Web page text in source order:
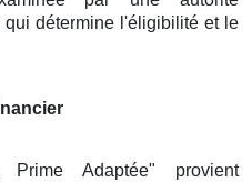
détermine l'éligibilité et le
Adaptée" provient